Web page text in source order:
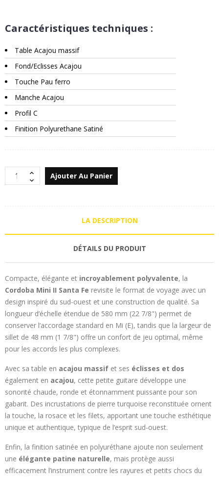
Caractéristiques techniques :
Table Acajou massif
Fond/Eclisses Acajou
Touche Pau ferro
Manche Acajou
Profil C
Finition Polyurethane Satiné
Ajouter Au Panier
LA DESCRIPTION
DÉTAILS DU PRODUIT
Compacte, élégante et incroyablement polyvalente, la
Cordoba Mini II Santa Fe revisite le format de voyage avec un
design inspiré du sud-ouest et une construction de qualité. Sa
longueur d’échelle étendue de 580 mm (22 7/8") permet de
conserver l’accordage standard en Mi (E), tandis que la largeur de
sillet de 48 mm (1 7/8") offre un confort de jeu optimal, même
pour les accords les plus complexes.
Avec sa table en acajou massif et ses éclisses et dos
également en acajou, cette petite guitare développe une
sonorité chaude, ronde et étonnamment puissante pour son
gabarit. Des incrustations de pierre turquoise reconstituée ornent
la touche, la rosace et les filets, apportant une touche esthétique
unique et authentique, typique de l’esprit sud-ouest.
Enfin, la finition satinée en polyuréthane ajoute non seulement
une élégante patine naturelle, mais protège aussi
efficacement l’instrument contre les rayures et petits chocs du